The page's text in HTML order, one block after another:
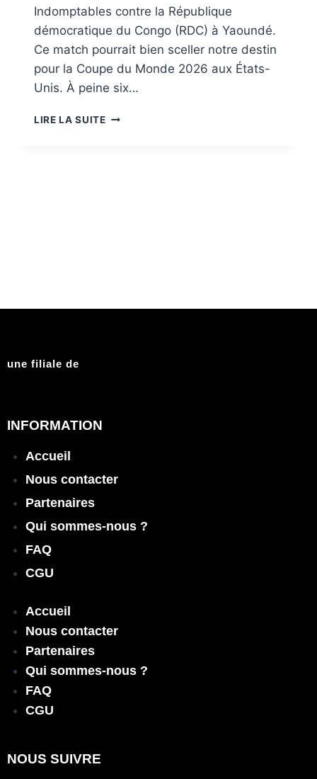
Indomptables contre la République
démocratique du Congo (RDC) à Yaoundé.
Ce match pourrait bien sceller notre destin
pour la Coupe du Monde 2026 aux États-
Unis. À peine six…
LIRE LA SUITE
une filiale de
INFORMATION
Accueil
Nous contacter
Partenaires
Qui sommes-nous ?
FAQ
CGU
Accueil
Nous contacter
Partenaires
Qui sommes-nous ?
FAQ
CGU
NOUS SUIVRE